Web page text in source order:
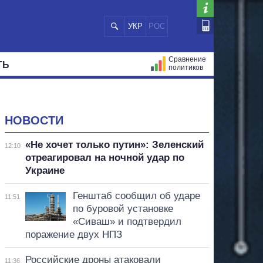
УКР РОС
Сравнение
политиков
НОВОСТИ
12:10
«Не хочет только путин»: Зеленский
отреагировал на ночной удар по
Украине
11:51
Генштаб сообщил об ударе
по буровой установке
«Сиваш» и подтвердил
поражение двух НПЗ
11:36
Российские дроны атаковали